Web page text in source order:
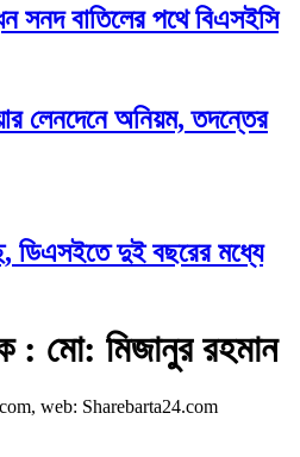
সনদ বাতিলের পথে বিএসইসি
লেনদেনে অনিয়ম, তদন্তের
ডিএসইতে দুই বছরের মধ্যে
: মো: মিজানুর রহমান
web: Sharebarta24.com